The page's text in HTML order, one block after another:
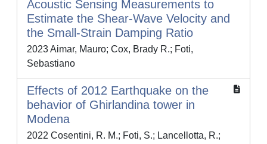
Acoustic Sensing Measurements to
Estimate the Shear-Wave Velocity and
the Small-Strain Damping Ratio
2023 Aimar, Mauro; Cox, Brady R.; Foti,
Sebastiano
Effects of 2012 Earthquake on the
behavior of Ghirlandina tower in
Modena
2022 Cosentini, R. M.; Foti, S.; Lancellotta, R.;